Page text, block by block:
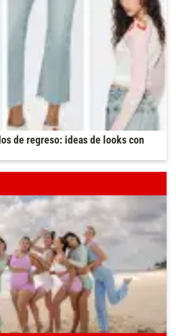
de regreso: ideas de looks con